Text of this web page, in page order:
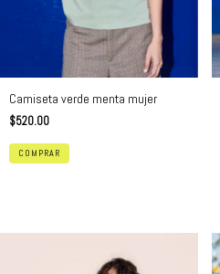
Camiseta verde menta mujer
$520.00
COMPRAR